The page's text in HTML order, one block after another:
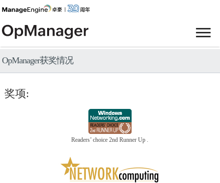
OpManager获奖情况
奖项:
Readers’ choice 2nd Runner Up .